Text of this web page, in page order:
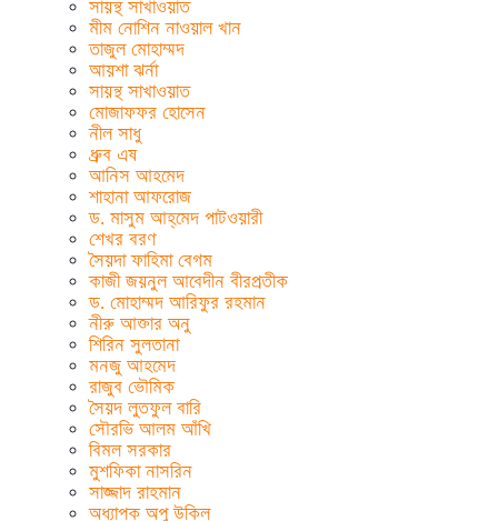
সায়ন্থ সাখাওয়াত
মীম নোশিন নাওয়াল খান
তাজুল মোহাম্মদ
আয়শা ঝর্না
সায়ন্থ সাখাওয়াত
মোজাফফর হোসেন
নীল সাধু
ধ্রুব এষ
আনিস আহমেদ
শাহানা আফরোজ
ড. মাসুম আহ্‌মেদ পাটওয়ারী
শেখর বরণ
সৈয়দা ফাহিমা বেগম
কাজী জয়নুল আবেদীন বীরপ্রতীক
ড. মোহাম্মদ আরিফুর রহমান
নীরু আক্তার অনু
শিরিন সুলতানা
মনজু আহমেদ
রাজুব ভৌমিক
সৈয়দ লুতফুল বারি
সৌরভি আলম আঁখি
বিমল সরকার
মুশফিকা নাসরিন
সাজ্জাদ রাহমান
অধ্যাপক অপু উকিল